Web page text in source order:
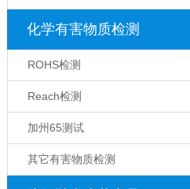
化学有害物质检测
ROHS检测
Reach检测
加州65测试
其它有害物质检测